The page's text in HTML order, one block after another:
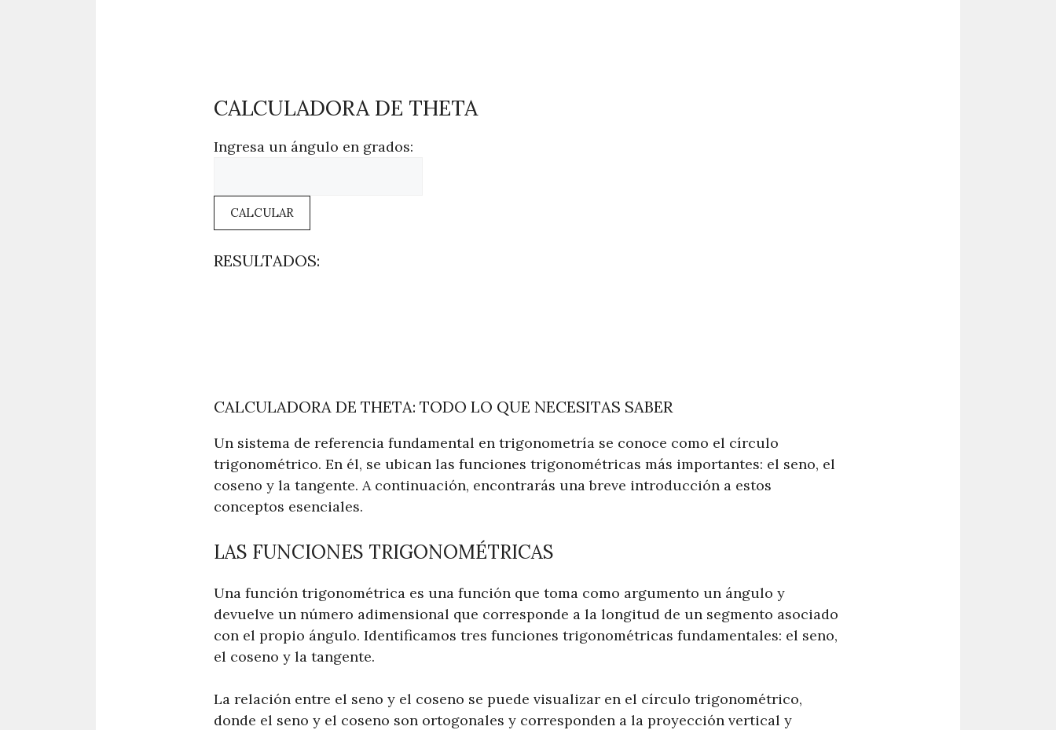
CALCULADORA DE THETA
Ingresa un ángulo en grados:
CALCULAR
RESULTADOS:
CALCULADORA DE THETA: TODO LO QUE NECESITAS SABER
Un sistema de referencia fundamental en trigonometría se conoce como el círculo
trigonométrico. En él, se ubican las funciones trigonométricas más importantes: el seno, el
coseno y la tangente. A continuación, encontrarás una breve introducción a estos
conceptos esenciales.
LAS FUNCIONES TRIGONOMÉTRICAS
Una función trigonométrica es una función que toma como argumento un ángulo y
devuelve un número adimensional que corresponde a la longitud de un segmento asociado
con el propio ángulo. Identificamos tres funciones trigonométricas fundamentales: el seno,
el coseno y la tangente.
La relación entre el seno y el coseno se puede visualizar en el círculo trigonométrico,
donde el seno y el coseno son ortogonales y corresponden a la proyección vertical y